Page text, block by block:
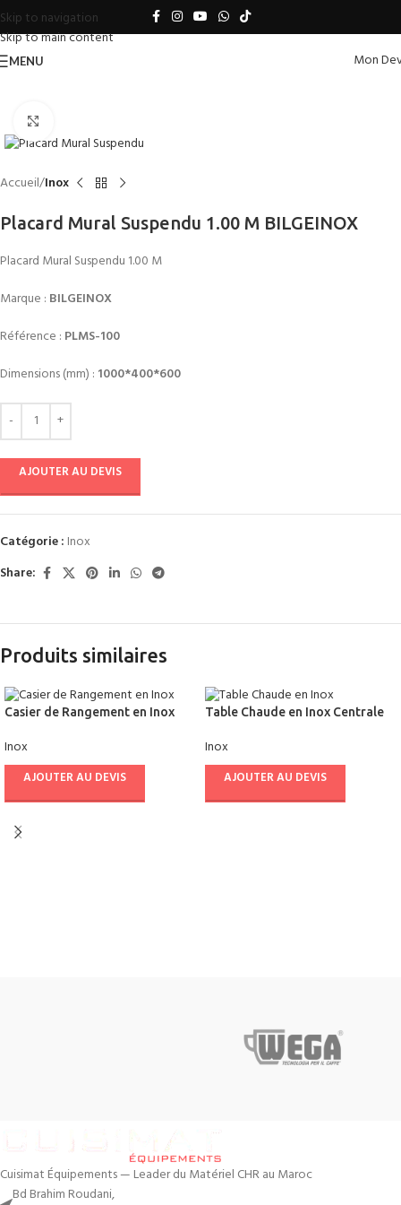
Skip to navigation
Skip to main content
MENU Mon
Accueil Inox
Placard Mural Suspendu 1.00 M BILGEINOX
Placard Mural Suspendu 1.00 M
Marque : BILGEINOX
Référence : PLMS-100
Dimensions (mm) : 1000*400*600
AJOUTER AU DEVIS
Catégorie : Inox
Share:
Produits similaires
Casier de Rangement en Inox
Inox
AJOUTER AU DEVIS
Table Chaude en Inox Centrale
Inox
AJOUTER AU DEVIS
Cuisimat Équipements — Leader du Matériel CHR au Maroc
Bd Brahim Roudani,